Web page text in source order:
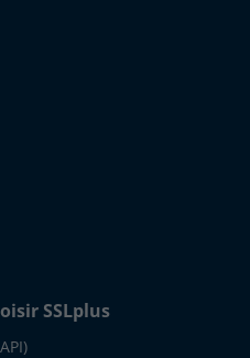
SSLplus